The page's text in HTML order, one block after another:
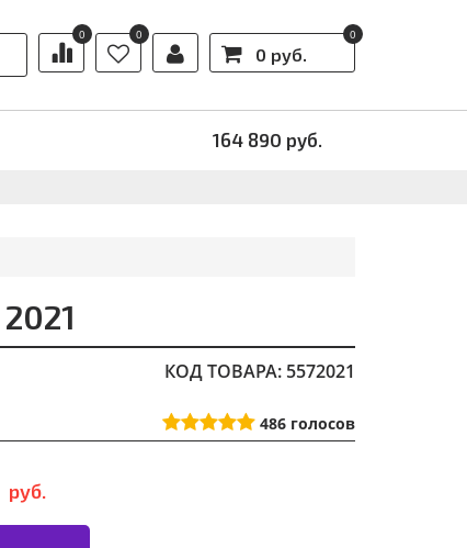
0 0
0 руб.
0
164 890 руб.
КОД ТОВАРА: 5572021
486 голосов
руб.